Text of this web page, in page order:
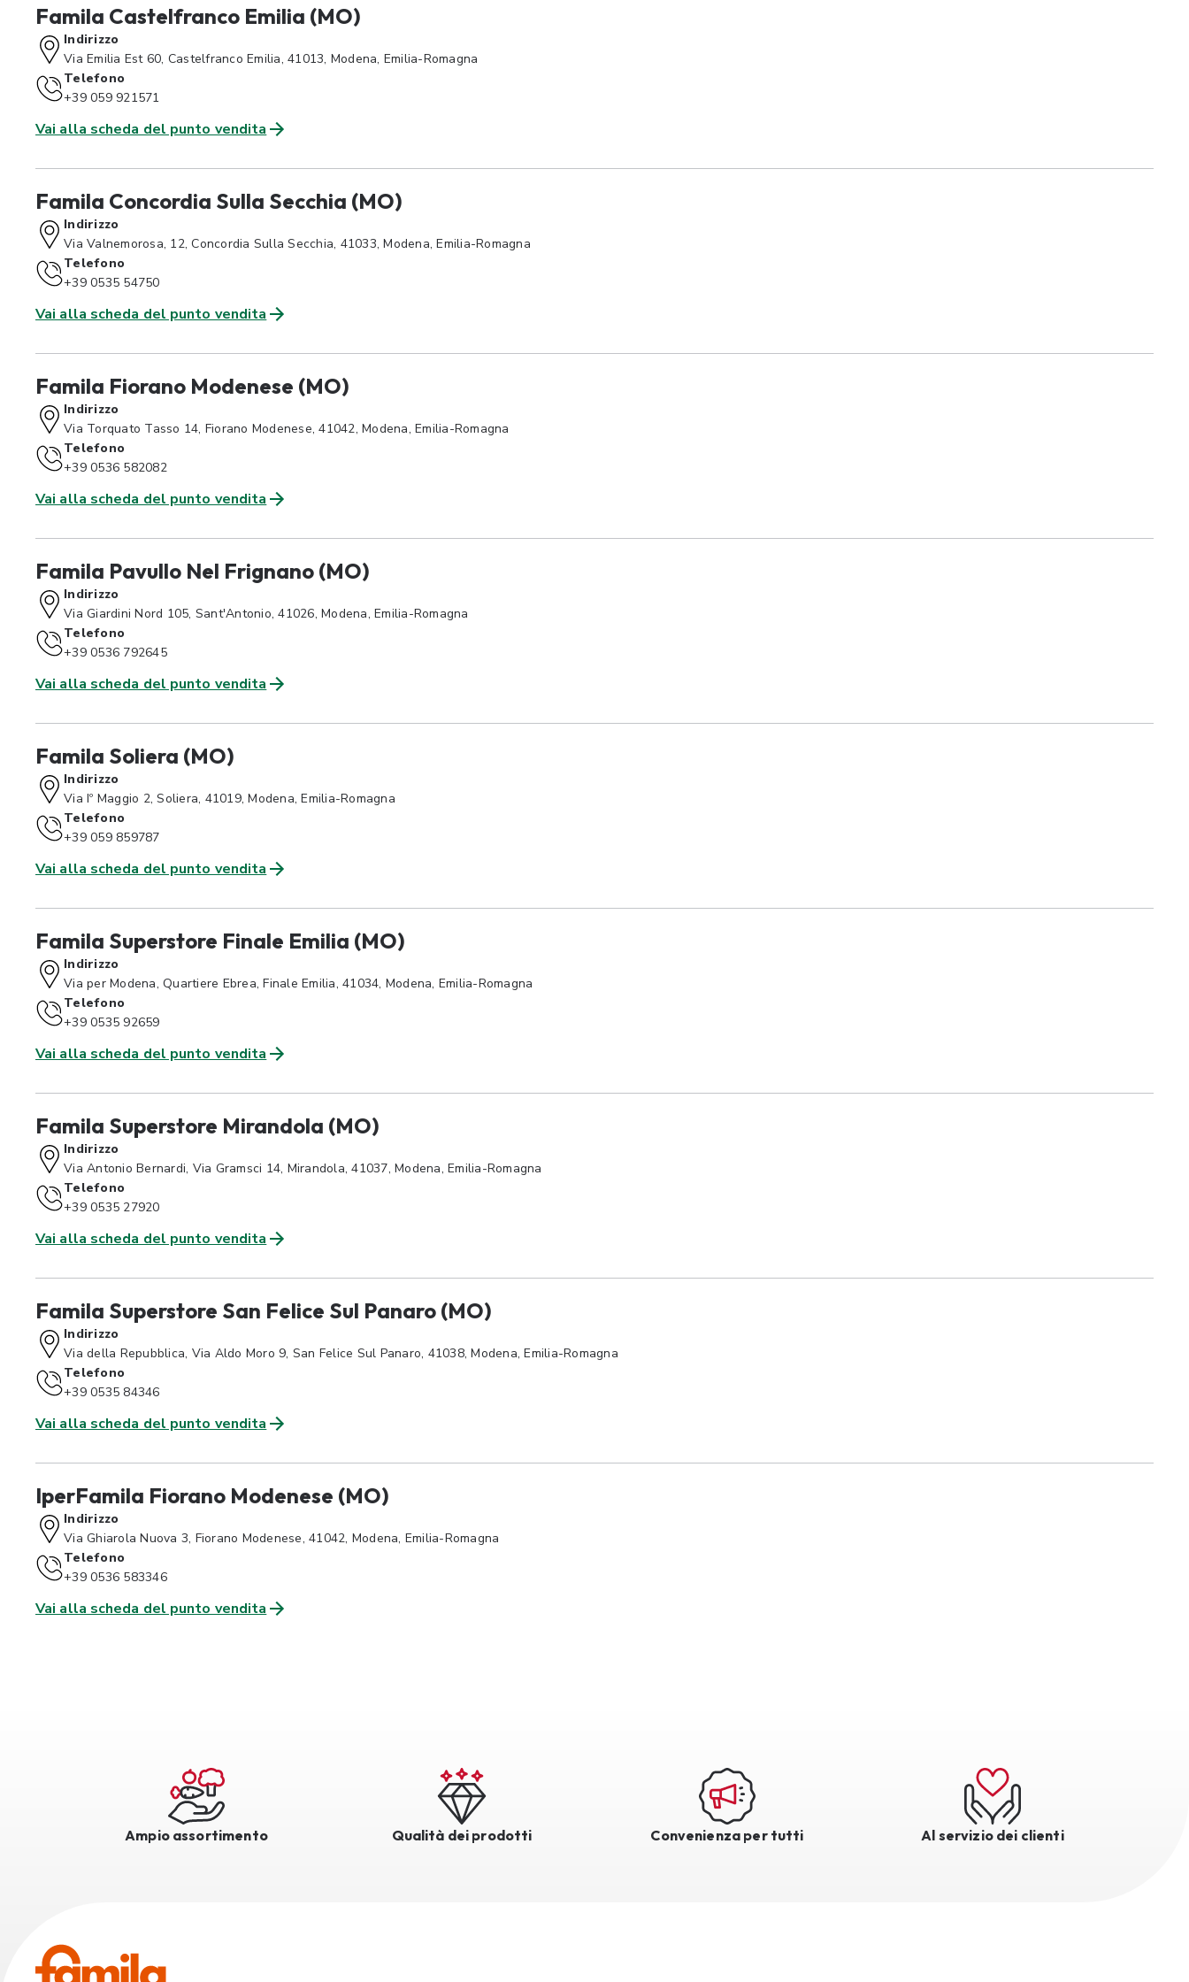
Famila Castelfranco Emilia (MO)
Indirizzo
Via Emilia Est 60, Castelfranco Emilia, 41013, Modena, Emilia-Romagna
Telefono
+39 059 921571
Vai alla scheda del punto vendita
Famila Concordia Sulla Secchia (MO)
Indirizzo
Via Valnemorosa, 12, Concordia Sulla Secchia, 41033, Modena, Emilia-Romagna
Telefono
+39 0535 54750
Vai alla scheda del punto vendita
Famila Fiorano Modenese (MO)
Indirizzo
Via Torquato Tasso 14, Fiorano Modenese, 41042, Modena, Emilia-Romagna
Telefono
+39 0536 582082
Vai alla scheda del punto vendita
Famila Pavullo Nel Frignano (MO)
Indirizzo
Via Giardini Nord 105, Sant'Antonio, 41026, Modena, Emilia-Romagna
Telefono
+39 0536 792645
Vai alla scheda del punto vendita
Famila Soliera (MO)
Indirizzo
Via Iº Maggio 2, Soliera, 41019, Modena, Emilia-Romagna
Telefono
+39 059 859787
Vai alla scheda del punto vendita
Famila Superstore Finale Emilia (MO)
Indirizzo
Via per Modena, Quartiere Ebrea, Finale Emilia, 41034, Modena, Emilia-Romagna
Telefono
+39 0535 92659
Vai alla scheda del punto vendita
Famila Superstore Mirandola (MO)
Indirizzo
Via Antonio Bernardi, Via Gramsci 14, Mirandola, 41037, Modena, Emilia-Romagna
Telefono
+39 0535 27920
Vai alla scheda del punto vendita
Famila Superstore San Felice Sul Panaro (MO)
Indirizzo
Via della Repubblica, Via Aldo Moro 9, San Felice Sul Panaro, 41038, Modena, Emilia-Romagna
Telefono
+39 0535 84346
Vai alla scheda del punto vendita
IperFamila Fiorano Modenese (MO)
Indirizzo
Via Ghiarola Nuova 3, Fiorano Modenese, 41042, Modena, Emilia-Romagna
Telefono
+39 0536 583346
Vai alla scheda del punto vendita
Ampio assortimento Qualità dei prodotti Convenienza per tutti Al servizio dei clienti